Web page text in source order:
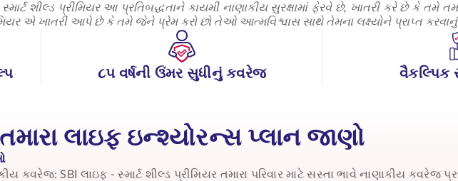
શીલ્ડ પ્રીમિયર આ પ્રતિબદ્ધતાને કાયમી નાણાકીય સુરક્ષામાં ફેરવે છે, ખાતરી કરે છે કે તમે
એ ખાતરી આપે છે કે તમે જેને પ્રેમ કરો છો તેઓ આત્મવિશ્વાસ સાથે તેમના લક્ષ્યોને પ્રાપ્ત
૮૫ વર્ષની ઉંમર સુધીનું કવરેજ વૈકલ્પિક
તમારા લાઇફ ઇન્શ્યોરન્સ પ્લાન જાણો
કવરેજ:SBI લાઇફ - સ્માર્ટ શીલ્ડ પ્રીમિયર તમારા પરિવાર માટે સસ્તા ભાવે નાણાકીય કવરેજ